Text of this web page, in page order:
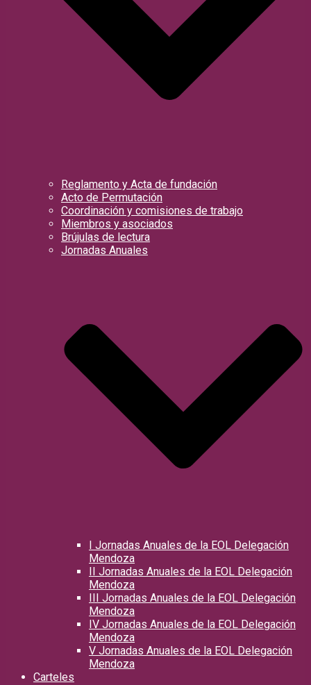
Reglamento y Acta de fundación
Acto de Permutación
Coordinación y comisiones de trabajo
Miembros y asociados
Brújulas de lectura
Jornadas Anuales
I Jornadas Anuales de la EOL Delegación
Mendoza
II Jornadas Anuales de la EOL Delegación
Mendoza
III Jornadas Anuales de la EOL Delegación
Mendoza
IV Jornadas Anuales de la EOL Delegación
Mendoza
V Jornadas Anuales de la EOL Delegación
Mendoza
Carteles